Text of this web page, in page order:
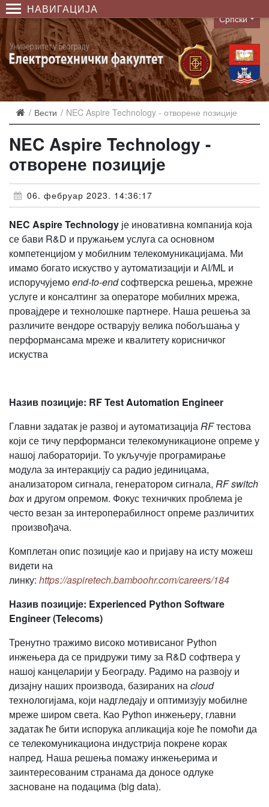
НАВИГАЦИЈА
Language
Српски
Вести NEC Aspire Technology - отворене позиције
NEC Aspire Technology -
отворене позиције
06. фебруар 2023. 14:36:17
NEC Aspire Technology је иновативна компанија која
се бави R&D и пружањем услуга са основном
компетенцијом у мобилним телекомуникацијама. Ми
имамо богато искуство у аутоматизацији и АI/ML и
испоручујемоend-to-endсофтверска решења, мрежне
услуге и консалтинг за операторе мобилних мрежа,
провајдере и технолошке партнере. Наша решења за
различите вендоре остварују велика побољшања у
перформансама мреже и квалитету корисничког
искуства
Назив позиције: RF Test Automation Engineer
Главни задатак је развој и аутоматизацијаRFтестова
који се тичу перформанси телекомуникационе опреме у
нашој лабораторији. То укључује програмирање
модула за интеракцију са радио јединицама,
анализатором сигнала, генератором сигнала, RFswitch
boxи другом опремом. Фокус техничких проблема је
често везан за интероперабилност опреме различитих
произвођача.
Комплетан опис позиције као и пријаву на исту можеш
видети на
линку: https://aspiretech.bamboohr.com/careers/184
Назив позиције: Experienced Python Software
Engineer (Telecoms)
Тренутно тражимо високо мотивисаног Python
инжењера да се придружи тиму за R&D софтвера у
нашој канцеларији у Београду. Радимо на развоју и
дизајну наших производа, базираних наcloud
технологијама, који надгледају и оптимизују мобилне
мреже широм света. Као Python инжењеру, главни
задатак ће бити испорука апликација које ће помоћи да
се телекомуникациона индустрија покрене корак
напред. Наша решења помажу инжењерима и
заинтересованим странама да доносе одлуке
засноване на подацима (big data).